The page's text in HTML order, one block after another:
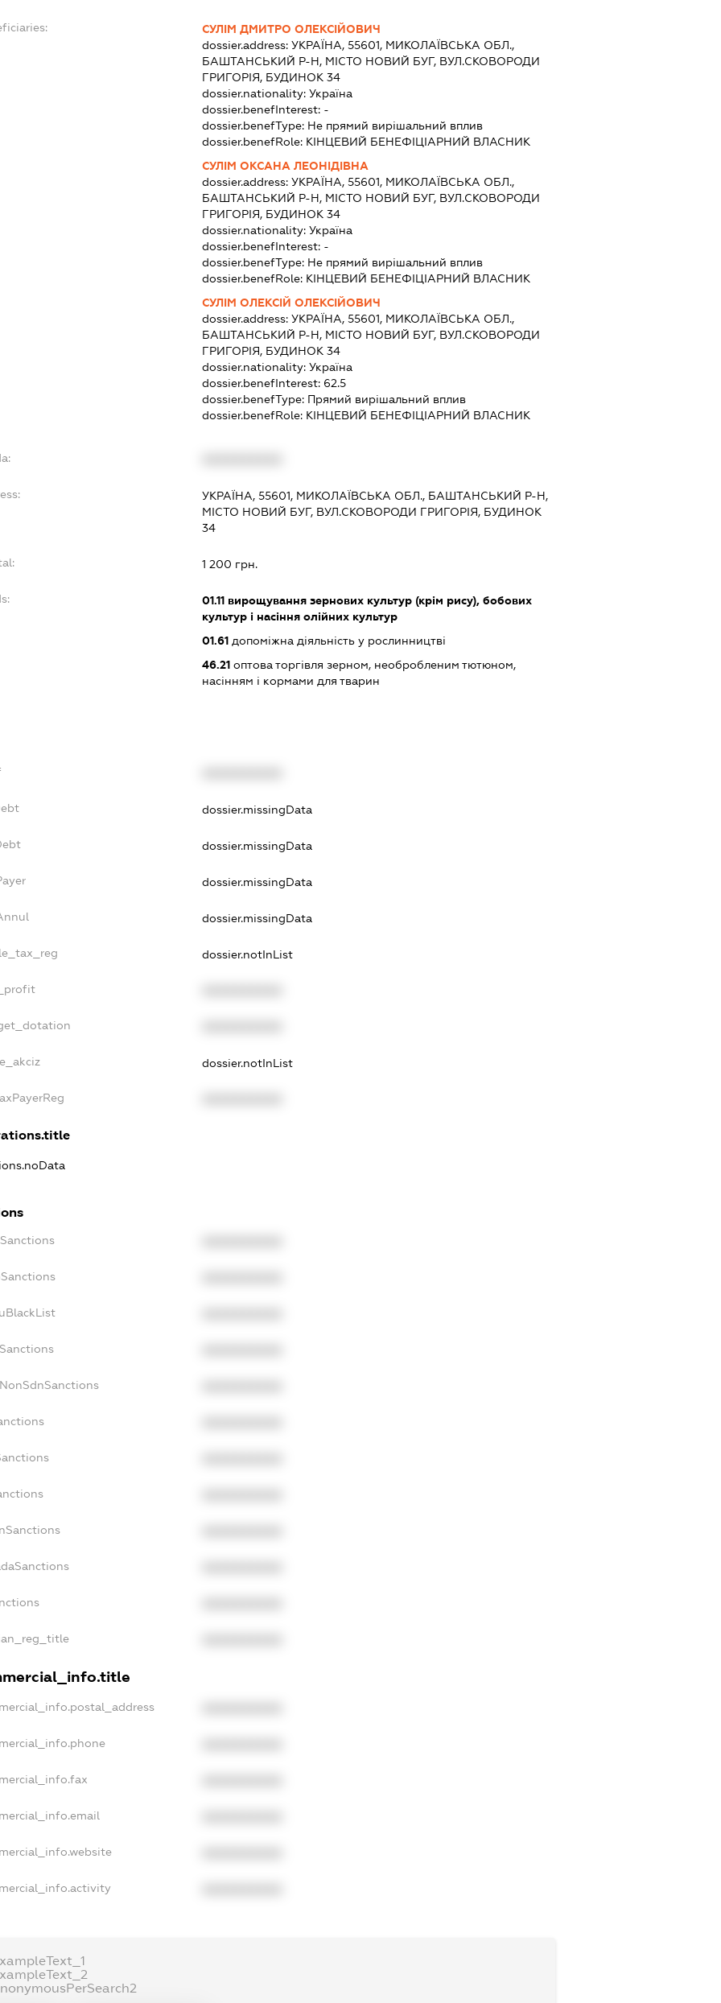
СУЛІМ ДМИТРО ОЛЕКСІЙОВИЧ
dossier.address:УКРАЇНА, 55601, МИКОЛАЇВСЬКА ОБЛ.,
БАШТАНСЬКИЙ Р-Н, МІСТО НОВИЙ БУГ, ВУЛ.СКОВОРОДИ
ГРИГОРІЯ, БУДИНОК 34
dossier.nationality:Україна
dossier.benefInterest: -
dossier.benefType: Не прямий вирішальний вплив
dossier.benefRole: КІНЦЕВИЙ БЕНЕФІЦІАРНИЙ ВЛАСНИК
СУЛІМ ОКСАНА ЛЕОНІДІВНА
dossier.address:УКРАЇНА, 55601, МИКОЛАЇВСЬКА ОБЛ.,
БАШТАНСЬКИЙ Р-Н, МІСТО НОВИЙ БУГ, ВУЛ.СКОВОРОДИ
ГРИГОРІЯ, БУДИНОК 34
dossier.nationality:Україна
dossier.benefInterest: -
dossier.benefType: Не прямий вирішальний вплив
dossier.benefRole: КІНЦЕВИЙ БЕНЕФІЦІАРНИЙ ВЛАСНИК
СУЛІМ ОЛЕКСІЙ ОЛЕКСІЙОВИЧ
dossier.address:УКРАЇНА, 55601, МИКОЛАЇВСЬКА ОБЛ.,
БАШТАНСЬКИЙ Р-Н, МІСТО НОВИЙ БУГ, ВУЛ.СКОВОРОДИ
ГРИГОРІЯ, БУДИНОК 34
dossier.nationality:Україна
dossier.benefInterest: 62.5
dossier.benefType: Прямий вирішальний вплив
dossier.benefRole: КІНЦЕВИЙ БЕНЕФІЦІАРНИЙ ВЛАСНИК
УКРАЇНА, 55601, МИКОЛАЇВСЬКА ОБЛ., БАШТАНСЬКИЙ Р-Н,
МІСТО НОВИЙ БУГ, ВУЛ.СКОВОРОДИ ГРИГОРІЯ, БУДИНОК
34
1 200 грн.
01.11 вирощування зернових культур (крім рису), бобових
культур і насіння олійних культур
01.61 допоміжна діяльність у рослинництві
46.21 оптова торгівля зерном, необробленим тютюном,
насінням і кормами для тварин
dossier.missingData
dossier.missingData
dossier.missingData
dossier.missingData
dossier.notInList
dossier.notInList